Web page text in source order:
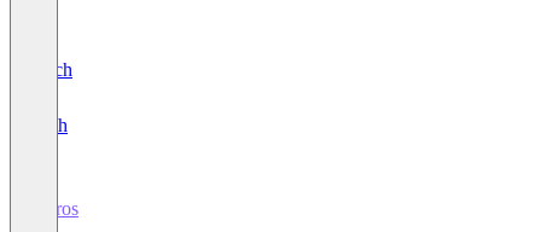
Deutsch
English
Hyros